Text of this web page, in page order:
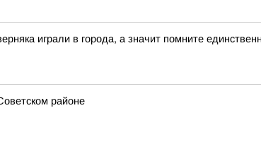
играли в города, а значит помните
районе